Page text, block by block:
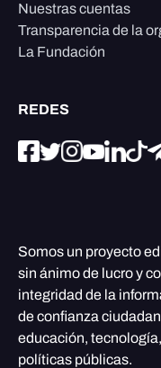
Nuestras cuentas
Transparencia de la
La Fundación
REDES
Somos un proyecto
sin ánimo de lucro y
integridad de la
de confianza
educación,
políticas públicas.